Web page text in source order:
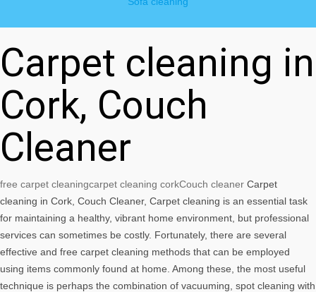
Carpet cleaning in
Cork, Couch
Cleaner
free carpet cleaningcarpet cleaning corkCouch cleaner Carpet
cleaning in Cork, Couch Cleaner, Carpet cleaning is an essential task
for maintaining a healthy, vibrant home environment, but professional
services can sometimes be costly. Fortunately, there are several
effective and free carpet cleaning methods that can be employed
using items commonly found at home. Among these, the most useful
technique is perhaps the combination of vacuuming, spot cleaning with